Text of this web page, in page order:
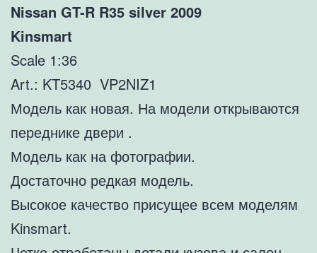
Nissan GT-R R35 silver 2009
Kinsmart
Scale 1:36
Art.: KT5340 VP2NIZ1
Модель как новая. На модели открываются
переднике двери .
Модель как на фотографии.
Достаточно редкая модель.
Высокое качество присущее всем моделям
Kinsmart.